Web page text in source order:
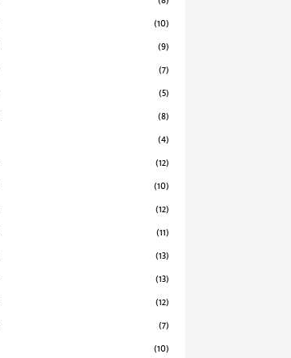
(10)
(9)
(7)
(5)
(8)
(4)
(12)
(10)
(12)
(11)
(13)
(13)
(12)
(7)
(10)